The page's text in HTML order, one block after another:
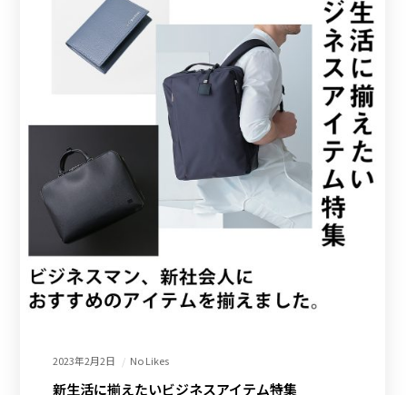
2023年2月2日 No Likes
新生活に揃えたいビジネスアイテム特集